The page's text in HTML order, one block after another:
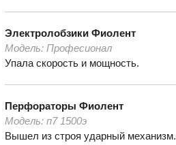
Электролобзики Фиолент
Модель: Професионал
Упала скорость и мощность.
Перфораторы Фиолент
Модель: п7 1500э
Вышел из строя ударный механизм.